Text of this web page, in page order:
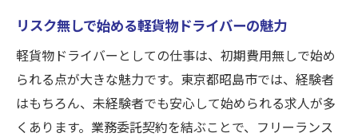
リスク無しで始める軽貨物ドライバーの魅力
軽貨物ドライバーとしての仕事は、初期費用無しで始め
られる点が大きな魅力です。東京都昭島市では、経験者
はもちろん、未経験者でも安心して始められる求人が多
くあります。業務委託契約を結ぶことで、フリーランス